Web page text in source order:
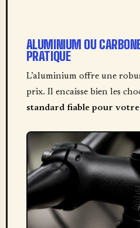
ALUMINIUM OU
PRATIQUE
L’aluminium offre une
prix. Il encaisse bien les
standard fiable pour